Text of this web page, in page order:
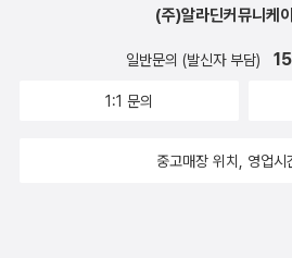
(주)알라딘커뮤니케
일반문의 (발신자 부담)
1:1 문의
중고매장 위치, 영업시